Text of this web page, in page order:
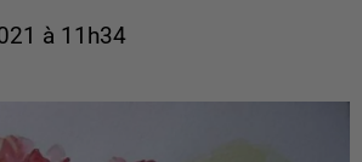
à 11h34